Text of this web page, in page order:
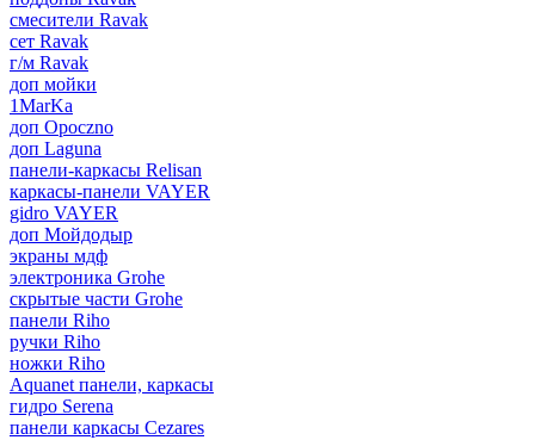
смесители Ravak
сет Ravak
г/м Ravak
доп мойки
1MarKa
доп Opoczno
доп Laguna
панели-каркасы Relisan
каркасы-панели VAYER
gidro VAYER
доп Мойдодыр
экраны мдф
электроника Grohe
скрытые части Grohe
панели Riho
ручки Riho
ножки Riho
Aquanet панели, каркасы
гидро Serena
панели каркасы Cezares